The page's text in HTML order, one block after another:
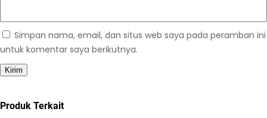
Simpan nama, email, dan situs web saya pada peramban ini
untuk komentar saya berikutnya.
Produk Terkait